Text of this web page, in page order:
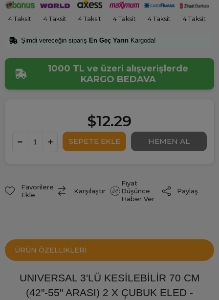
4 Taksit 4 Taksit 4 Taksit 4 Taksit 4 Taksit 4 Taksit
Şimdi vereceğin sipariş En Geç Yarın Kargoda!
1000 TL ve üzeri alışverişlerde
KARGO BEDAVA
$12.29
Favorilere
Ekle
Karşılaştır
Fiyat
Düşünce
Haber Ver
Paylaş
ÜRÜN ÖZELLIKLERI
UNIVERSAL 3'LÜ KESİLEBİLİR 70 CM
(42"-55" ARASI) 2 X ÇUBUK ELED -